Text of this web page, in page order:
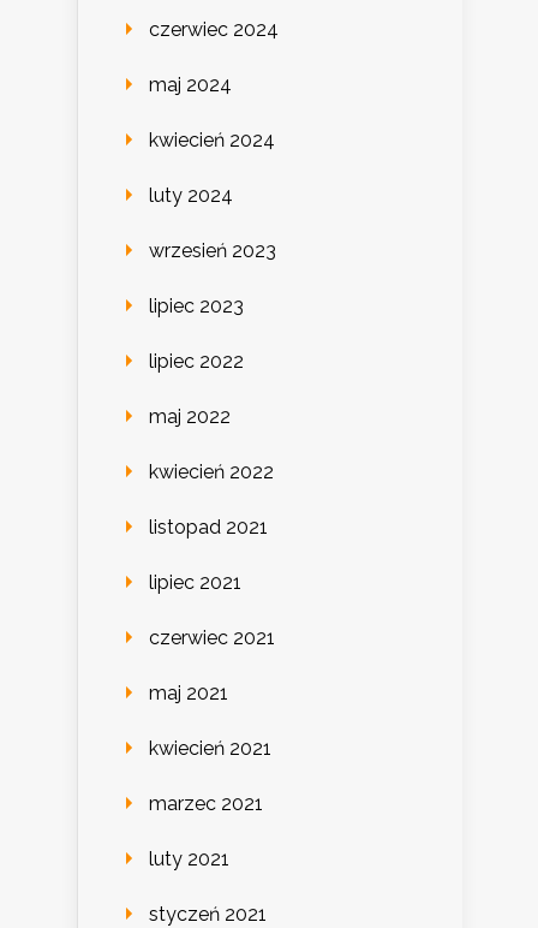
czerwiec 2024
maj 2024
kwiecień 2024
luty 2024
wrzesień 2023
lipiec 2023
lipiec 2022
maj 2022
kwiecień 2022
listopad 2021
lipiec 2021
czerwiec 2021
maj 2021
kwiecień 2021
marzec 2021
luty 2021
styczeń 2021